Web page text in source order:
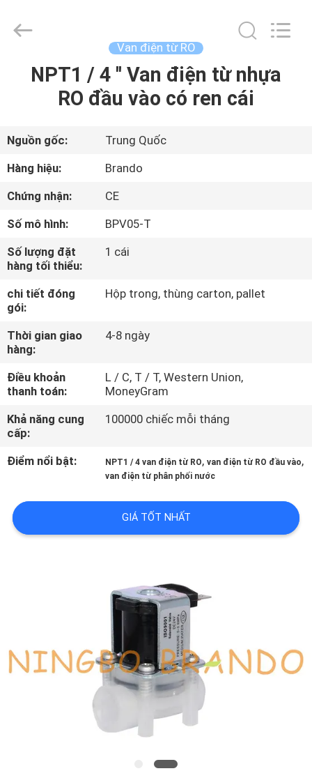
NHÀ
PHẨM
VỀ
TÔI
CHUYẾN
THAM
QUAN
NHÀ
MÁY
KIỂM
SOÁT
CHẤT
LIÊN
YÊU
Brando
Hardware
Van điện từ RO
NPT1 / 4 '' Van điện từ nhựa
RO đầu vào có ren cái
Nguồn gốc:
Trung Quốc
Hàng hiệu:
Brando
Chứng nhận:
CE
Số mô hình:
BPV05-T
Số lượng đặt
hàng tối thiểu:
1 cái
chi tiết đóng
gói:
Hộp trong, thùng carton, pallet
Thời gian giao
hàng:
4-8 ngày
Điều khoản
thanh toán:
L / C, T / T, Western Union,
MoneyGram
Khả năng cung
cấp:
100000 chiếc mỗi tháng
Điểm nổi bật: NPT1 / 4 van điện từ RO,van điện từ RO đầu vào,
van điện từ phân phối nước
GIÁ TỐT NHẤT